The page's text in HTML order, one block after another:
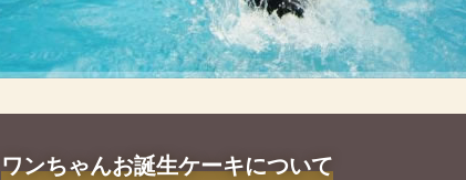
ワンちゃんお誕生ケーキについて